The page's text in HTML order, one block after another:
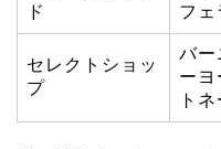
ド
フェ
セレクトショッ
プ
バー
ーヨ
ト